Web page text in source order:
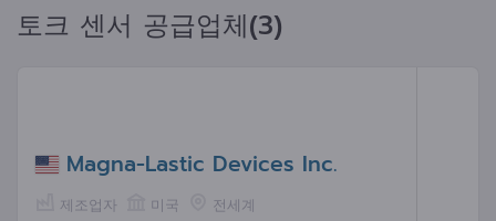
토크 센서 공급업체(3)
Magna-Lastic Devices Inc.
제조업자 미국 전세계